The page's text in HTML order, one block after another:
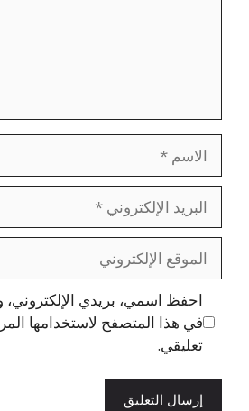
الاسم
البريد
الإلكتروني
الموقع
الإلكتروني
احفظ اسمي، بريدي الإلكتروني،
في هذا المتصفح لاستخدامها
تعليقي.